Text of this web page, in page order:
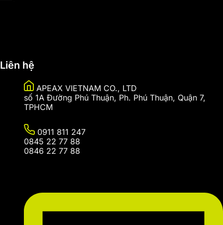
Liên hệ
APEAX VIETNAM CO., LTD
số 1A Đường Phú Thuận, Ph. Phú Thuận, Quận 7,
TPHCM
0911 811 247
0845 22 77 88
0846 22 77 88